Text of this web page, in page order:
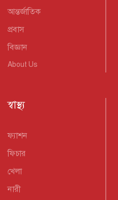
আন্তর্জাতিক
প্রবাস
বিজ্ঞান
About Us
স্বাস্থ্য
ফ্যাশন
ফিচার
খেলা
নারী